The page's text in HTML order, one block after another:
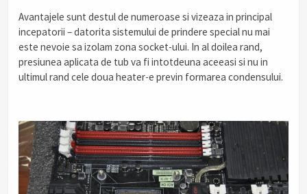
Avantajele sunt destul de numeroase si vizeaza in principal
incepatorii – datorita sistemului de prindere special nu mai
este nevoie sa izolam zona socket-ului. In al doilea rand,
presiunea aplicata de tub va fi intotdeuna aceeasi si nu in
ultimul rand cele doua heater-e previn formarea condensului.